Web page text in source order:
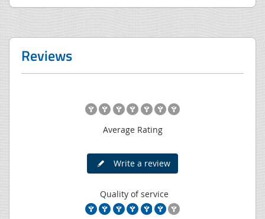
Reviews
Average Rating
Write a review
Quality of service